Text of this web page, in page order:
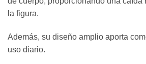
la figura.
Además, su diseño amplio aporta
uso diario.